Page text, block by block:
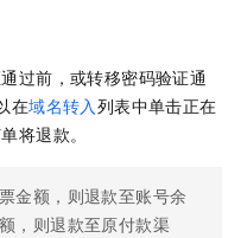
过前，或转移密码验证通
在域名转入 列表中单击正在
将退款。
金额，则退款至账号余
，则退款至原付款渠